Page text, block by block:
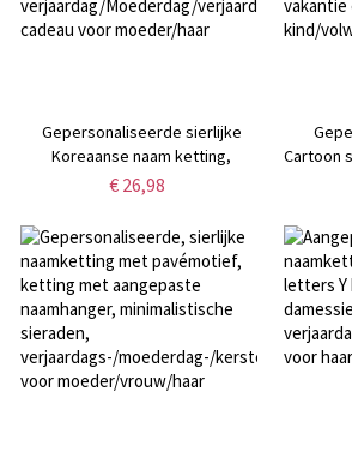
Gepersonaliseerde sierlijke
Koreaanse naam ketting,
aangepaste naam hanger
sieraden,
verjaardag/Moederdag/verjaardag
cadeau voor moeder/haar
€ 26,98
Cartoon
voor